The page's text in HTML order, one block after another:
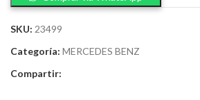
SKU: 23499
Categoría: MERCEDES BENZ
Compartir: